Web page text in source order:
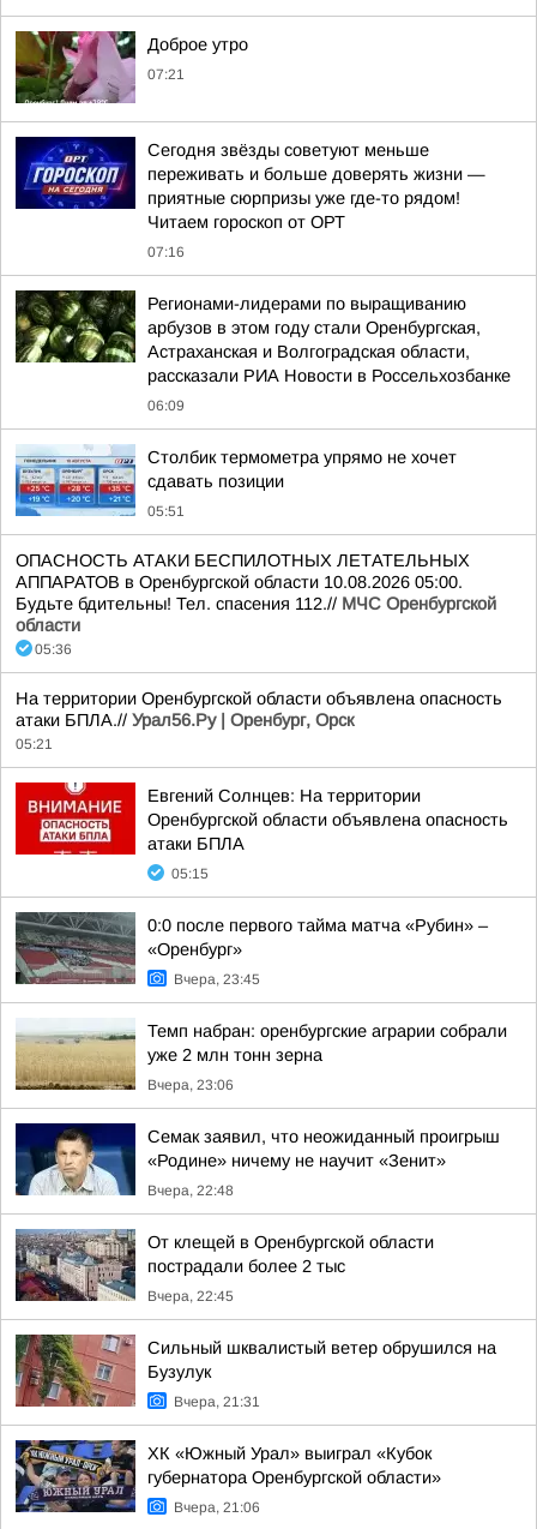
Доброе утро
07:21
Сегодня звёзды советуют меньше
переживать и больше доверять жизни —
приятные сюрпризы уже где-то рядом!
Читаем гороскоп от ОРТ
07:16
Регионами-лидерами по выращиванию
арбузов в этом году стали Оренбургская,
Астраханская и Волгоградская области,
рассказали РИА Новости в Россельхозбанке
06:09
Столбик термометра упрямо не хочет
сдавать позиции
05:51
ОПАСНОСТЬ АТАКИ БЕСПИЛОТНЫХ ЛЕТАТЕЛЬНЫХ
АППАРАТОВ в Оренбургской области 10.08.2026 05:00.
Будьте бдительны! Тел. спасения 112.// МЧС Оренбургской
области
05:36
На территории Оренбургской области объявлена опасность
атаки БПЛА.// Урал56.Ру | Оренбург, Орск
05:21
Евгений Солнцев: На территории
Оренбургской области объявлена опасность
атаки БПЛА
05:15
0:0 после первого тайма матча «Рубин» –
«Оренбург»
Вчера, 23:45
Темп набран: оренбургские аграрии собрали
уже 2 млн тонн зерна
Вчера, 23:06
Семак заявил, что неожиданный проигрыш
«Родине» ничему не научит «Зенит»
Вчера, 22:48
От клещей в Оренбургской области
пострадали более 2 тыс
Вчера, 22:45
Сильный шквалистый ветер обрушился на
Бузулук
Вчера, 21:31
ХК «Южный Урал» выиграл «Кубок
губернатора Оренбургской области»
Вчера, 21:06